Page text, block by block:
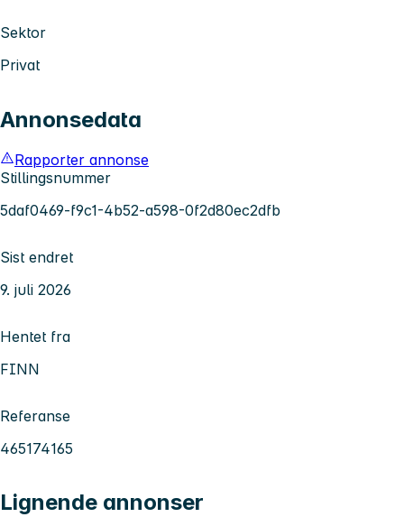
Sektor
Privat
Annonsedata
Rapporter annonse
Stillingsnummer
5daf0469-f9c1-4b52-a598-0f2d80ec2dfb
Sist endret
9. juli 2026
Hentet fra
FINN
Referanse
465174165
Lignende annonser